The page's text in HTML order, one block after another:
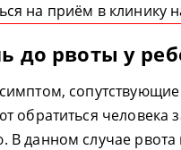
на приём в клинику
до рвоты у
обратиться человека
данном случае рвота